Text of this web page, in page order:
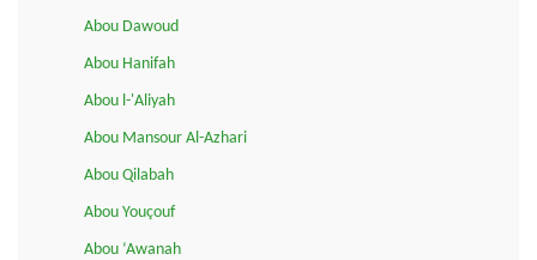
Abou Dawoud
Abou Hanifah
Abou l-'Aliyah
Abou Mansour Al-Azhari
Abou Qilabah
Abou Youçouf
Abou ‘Awanah